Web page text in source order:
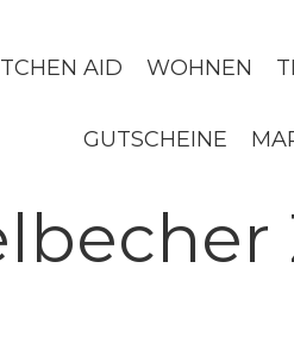
AID WOHNEN
GUTSCHEINE